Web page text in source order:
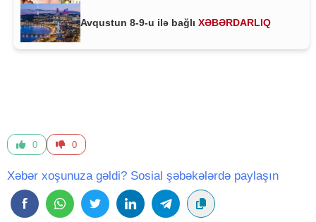
Avqustun 8-9-u ilə bağlı XƏBƏRDARLIQ
0 0
Xəbər xoşunuza gəldi? Sosial şəbəkələrdə paylaşın